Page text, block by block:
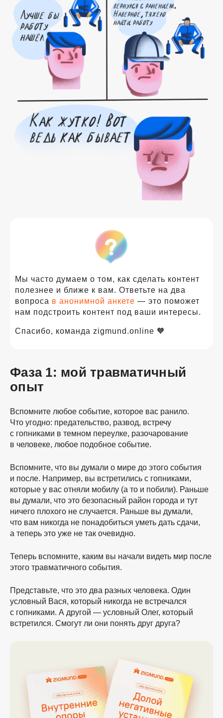
Мы часто думаем о том, как сделать контент
полезнее и ближе к вам. Ответьте на два
вопроса в анонимной анкете — это поможет
нам подстроить контент под ваши интересы.
Спасибо, команда zigmund.online 🧡
Фаза 1: мой травматичный
опыт
Вспомните любое событие, которое вас ранило.
Что угодно: предательство, развод, встречу
с гопниками в темном переулке, разочарование
в человеке, любое подобное событие.
Вспомните, что вы думали о мире до этого события
и после. Например, вы встретились с гопниками,
которые у вас отняли мобилу (а то и побили). Раньше
вы думали, что это безопасный район города и тут
ничего плохого не случается. Раньше вы думали,
что вам никогда не понадобиться уметь дать сдачи,
а теперь это уже не так очевидно.
Теперь вспомните, каким вы начали видеть мир после
этого травматичного события.
Представьте, что это два разных человека. Один
условный Вася, который никогда не встречался
с гопниками. А другой — условный Олег, который
встретился. Смогут ли они понять друг друга?